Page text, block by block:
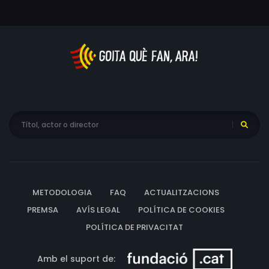
METODOLOGIA FAQ
ACTUALITZACIONS
PREMSA
AVÍS LEGAL
POLÍTICA DE COOKIES
POLÍTICA DE PRIVACITAT
Amb el suport de: